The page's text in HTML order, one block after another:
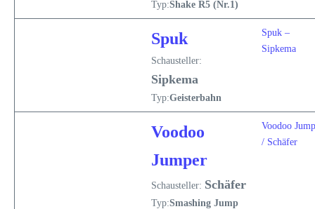
Typ:Shake R5 (Nr.1)
Spuk
Schausteller:
Sipkema
Typ:Geisterbahn
Spuk –
Sipkema
Voodoo
Jumper
Schausteller: Schäfer
Typ:Smashing Jump
Voodoo
/ Schäfer